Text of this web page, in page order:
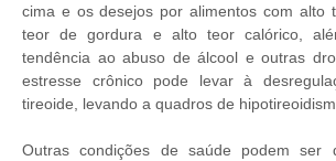
cima e os desejos por alimentos com alto
teor de gordura e alto teor calórico,
tendência ao abuso de álcool e outras
estresse crônico pode levar à
tireoide, levando a quadros de
Outras condições de saúde podem ser